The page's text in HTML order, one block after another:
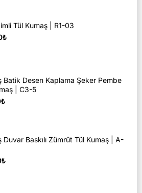
Tül Kumaş | R1-03
Batik Desen Kaplama Şeker Pembe
| C3-5
Baskılı Zümrüt Tül Kumaş | A-